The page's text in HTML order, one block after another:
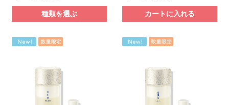
種類を選ぶ カートに入れる